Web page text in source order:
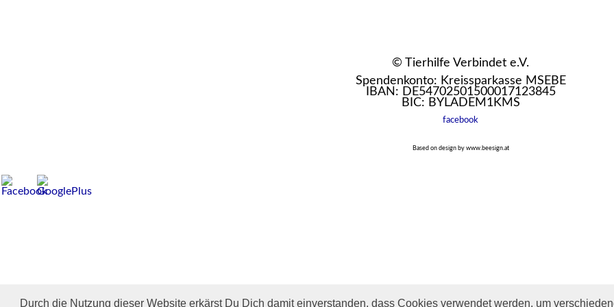
Durch die Nutzung dieser Website erkärst Du Dich damit einverstanden, dass Cookies verwendet werden, um
© Tierhilfe Verbindet e.V.
Spendenkonto: Kreissparkasse MSEBE
IBAN: DE54702501500017123845
BIC: BYLADEM1KMS
facebook
Based on design by www.beesign.at